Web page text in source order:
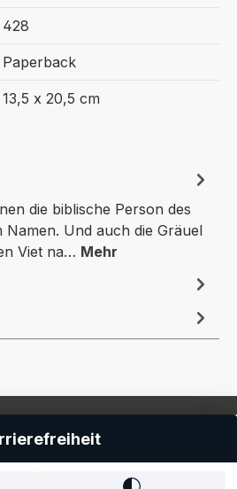
428
Paperback
13,5 x 20,5 cm
die biblische Person des
Und auch die Gräuel
Viet na… Mehr